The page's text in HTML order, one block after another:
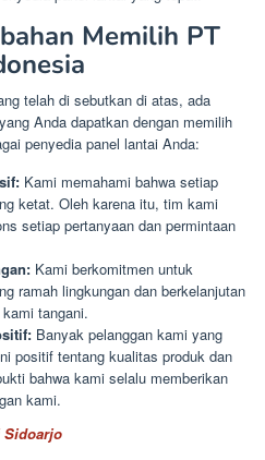
Memilih PT
telah di sebutkan di atas, ada
Anda dapatkan dengan memilih
penyedia panel lantai Anda:
Kami memahami bahwa setiap
ketat. Oleh karena itu, tim kami
setiap pertanyaan dan permintaan
Kami berkomitmen untuk
ramah lingkungan dan berkelanjutan
tangani.
Banyak pelanggan kami yang
positif tentang kualitas produk dan
bahwa kami selalu memberikan
kami.
Sidoarjo